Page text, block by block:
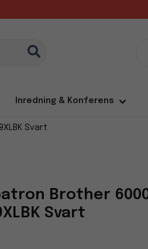
Inredning & Konferens
Svart
Brother
Svart